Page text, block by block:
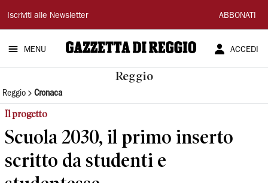
Gazzetta
di
Reggio
Iscriviti alle Newsletter ABBONATI
MENU ACCEDI
Reggio
Reggio Cronaca
Il progetto
Scuola 2030, il primo inserto
scritto da studenti e